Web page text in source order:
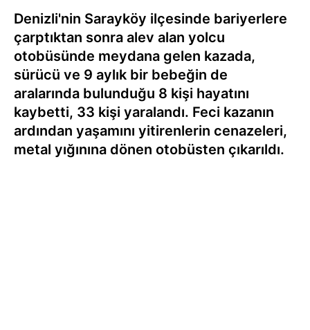
Denizli'nin Sarayköy ilçesinde bariyerlere
çarptıktan sonra alev alan yolcu
otobüsünde meydana gelen kazada,
sürücü ve 9 aylık bir bebeğin de
aralarında bulunduğu 8 kişi hayatını
kaybetti, 33 kişi yaralandı. Feci kazanın
ardından yaşamını yitirenlerin cenazeleri,
metal yığınına dönen otobüsten çıkarıldı.